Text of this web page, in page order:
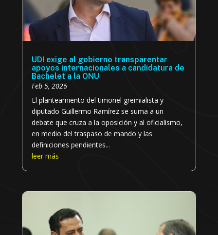
UDI exige al gobierno transparentar
apoyos internacionales a candidatura de
Bachelet a la ONU
Feb 5, 2026
El planteamiento del timonel gremialista y
diputado Guillermo Ramírez se suma a un
debate que cruza a la oposición y al oficialismo,
en medio del traspaso de mando y las
definiciones pendientes...
leer más